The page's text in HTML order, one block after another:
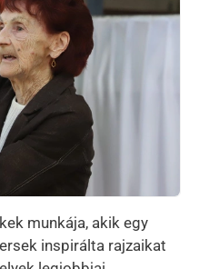
munkája, akik egy
inspirálta rajzaikat